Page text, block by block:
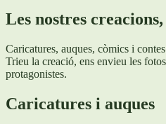
Les nostres creacions,
Caricatures, auques, còmics i
Trieu la creació, ens envieu les
protagonistes.
Caricatures i auques